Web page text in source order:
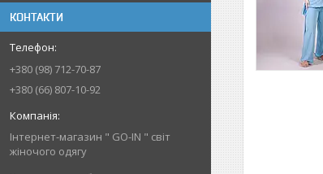
КОНТАКТИ
+380 (98) 712-70-87
+380 (66) 807-10-92
Інтернет-магазин " GO-IN " світ
жіночого одягу